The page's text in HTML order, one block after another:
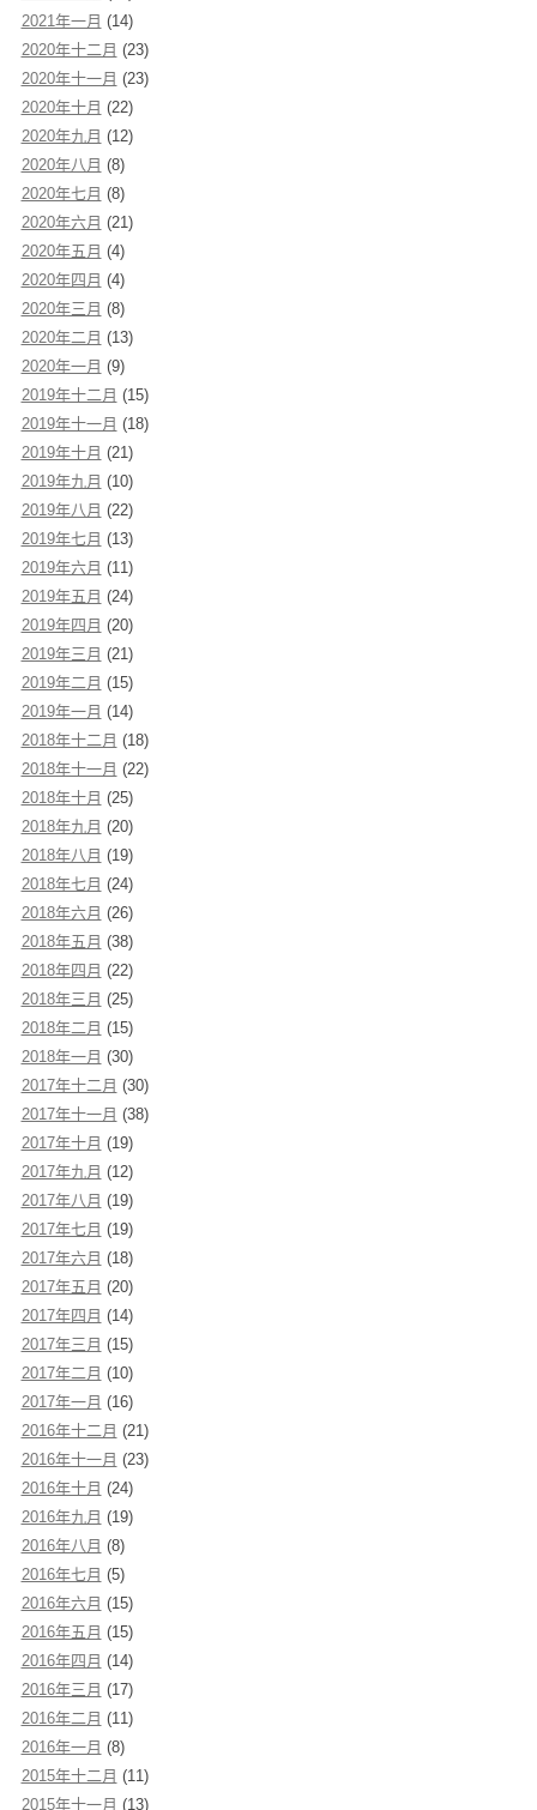
2021年一月 (14)
2020年十二月 (23)
2020年十一月 (23)
2020年十月 (22)
2020年九月 (12)
2020年八月 (8)
2020年七月 (8)
2020年六月 (21)
2020年五月 (4)
2020年四月 (4)
2020年三月 (8)
2020年二月 (13)
2020年一月 (9)
2019年十二月 (15)
2019年十一月 (18)
2019年十月 (21)
2019年九月 (10)
2019年八月 (22)
2019年七月 (13)
2019年六月 (11)
2019年五月 (24)
2019年四月 (20)
2019年三月 (21)
2019年二月 (15)
2019年一月 (14)
2018年十二月 (18)
2018年十一月 (22)
2018年十月 (25)
2018年九月 (20)
2018年八月 (19)
2018年七月 (24)
2018年六月 (26)
2018年五月 (38)
2018年四月 (22)
2018年三月 (25)
2018年二月 (15)
2018年一月 (30)
2017年十二月 (30)
2017年十一月 (38)
2017年十月 (19)
2017年九月 (12)
2017年八月 (19)
2017年七月 (19)
2017年六月 (18)
2017年五月 (20)
2017年四月 (14)
2017年三月 (15)
2017年二月 (10)
2017年一月 (16)
2016年十二月 (21)
2016年十一月 (23)
2016年十月 (24)
2016年九月 (19)
2016年八月 (8)
2016年七月 (5)
2016年六月 (15)
2016年五月 (15)
2016年四月 (14)
2016年三月 (17)
2016年二月 (11)
2016年一月 (8)
2015年十二月 (11)
2015年十一月 (13)